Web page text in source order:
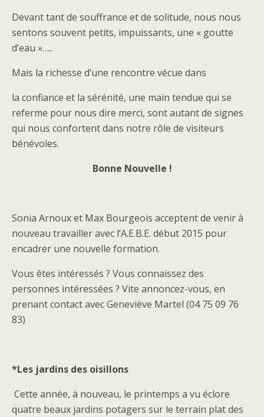
Devant tant de souffrance et de solitude, nous nous
sentons souvent petits, impuissants, une « goutte
d’eau »…..
Mais la richesse d’une rencontre vécue dans
la confiance et la sérénité, une main tendue qui se
referme pour nous dire merci, sont autant de signes
qui nous confortent dans notre rôle de visiteurs
bénévoles.
Bonne Nouvelle !
Sonia Arnoux et Max Bourgeois acceptent de venir à
nouveau travailler avec l’A.E.B.E. début 2015 pour
encadrer une nouvelle formation.
Vous êtes intéressés ? Vous connaissez des
personnes intéressées ? Vite annoncez-vous, en
prenant contact avec Geneviève Martel (04 75 09 76
83)
*Les jardins des oisillons
Cette année, à nouveau, le printemps a vu éclore
quatre beaux jardins potagers sur le terrain plat des